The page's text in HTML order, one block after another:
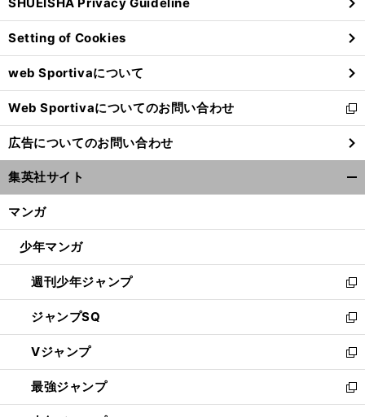
ィ
ン
ド
ウ
で
開
く
Setting of Cookies
web Sportivaについて
Web Sportivaについてのお問い合わせ
新
し
い
ウ
ィ
ン
ウ
開
く
広告についてのお問い合わせ
集英社サイト
マンガ
少年マンガ
週刊少年ジャンプ
新
し
い
ウ
ィ
ン
ド
ウ
ジャンプSQ
新
し
い
ウ
ィ
ン
Vジャンプ
新
し
い
ウ
最強ジャンプ
新
し